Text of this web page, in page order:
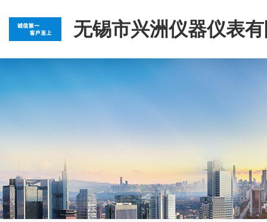
无锡市兴洲仪器仪表